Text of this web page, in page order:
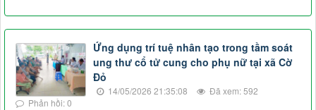
Ứng dụng trí tuệ nhân tạo trong tầm soát
ung thư cổ tử cung cho phụ nữ tại xã Cờ
Đỏ
14/05/2026 21:35:08
Đã xem: 592
Phản hồi: 0